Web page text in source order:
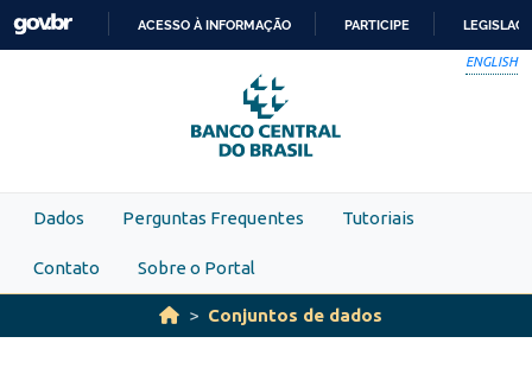
Skip to main content
PARA
O
CONTEÚDO
ACESSO À INFORMAÇÃO PARTICIPE
ENGLISH
Dados Perguntas Frequentes Tutoriais
Contato Sobre o Portal
Conjuntos de dados